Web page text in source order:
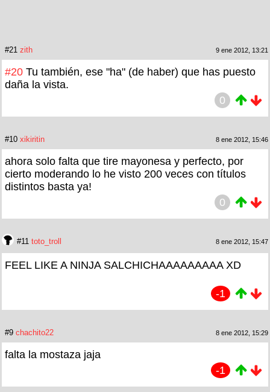
#21 zith 9 ene 2012, 13:21
#20 Tu también, ese "ha" (de haber) que has puesto
daña la vista.
0
#10 xikiritin 8 ene 2012, 15:46
ahora solo falta que tire mayonesa y perfecto, por
cierto moderando lo he visto 200 veces con títulos
distintos basta ya!
0
#11 toto_troll 8 ene 2012, 15:47
FEEL LIKE A NINJA SALCHICHAAAAAAAAA XD
-1
#9 chachito22 8 ene 2012, 15:29
falta la mostaza jaja
-1